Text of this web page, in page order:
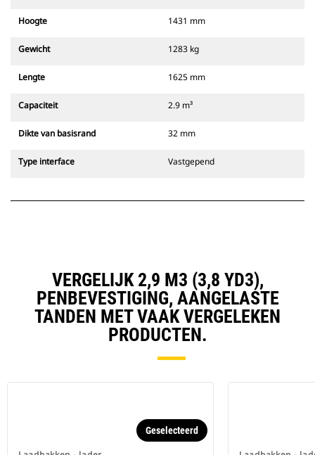
Hoogte 1431 mm
Gewicht 1283 kg
Lengte 1625 mm
Capaciteit 2.9 m³
Dikte van basisrand 32 mm
Type interface Vastgepend
VERGELIJK 2,9 M3 (3,8 YD3),
PENBEVESTIGING, AANGELASTE
TANDEN MET VAAK VERGELEKEN
PRODUCTEN.
Geselecteerd